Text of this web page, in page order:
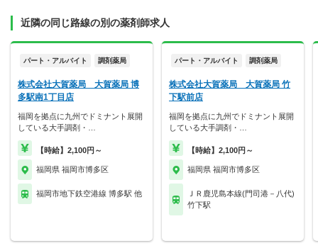
近隣の同じ路線の別の薬剤師求人
パート・アルバイト 調剤薬局
株式会社大賀薬局 大賀薬局 博
多駅南1丁目店
福岡を拠点に九州でドミナント展開
している大手調剤・…
【時給】2,100円～
福岡県 福岡市博多区
福岡市地下鉄空港線 博多駅 他
パート・アルバイト 調剤薬局
株式会社大賀薬局 大賀薬局 竹
下駅前店
福岡を拠点に九州でドミナント展開
している大手調剤・…
【時給】2,100円～
福岡県 福岡市博多区
ＪＲ鹿児島本線(門司港－八代)
竹下駅